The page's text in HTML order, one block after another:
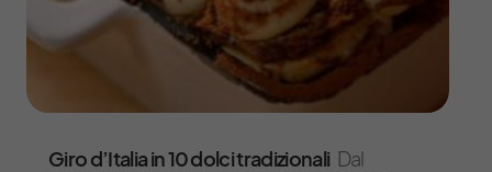
Giro d’Italia in 10 dolci tradizionali Dal